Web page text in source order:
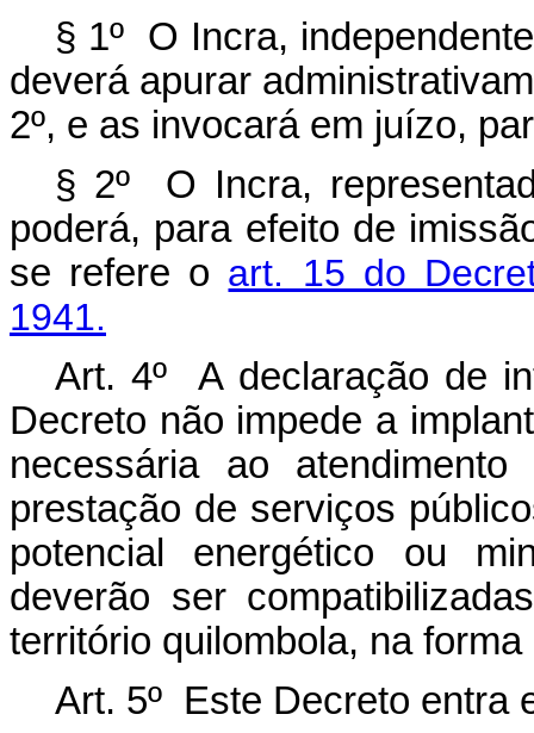
§ 1º O Incra,
deverá apurar
2º, e as invocará em juízo,
§ 2º O Incra,
poderá, para efeito de
se refere o art. 15 do
1941.
Art. 4º A declaração de
Decreto não impede a
necessária ao
prestação de serviços
potencial energético ou
deverão ser
território quilombola, na
Art. 5º Este Decreto entra